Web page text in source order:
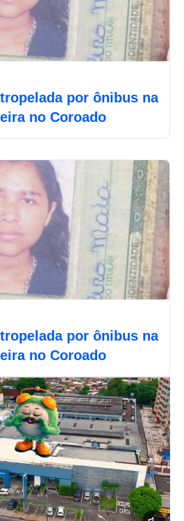
por ônibus na
no Coroado
por ônibus na
no Coroado